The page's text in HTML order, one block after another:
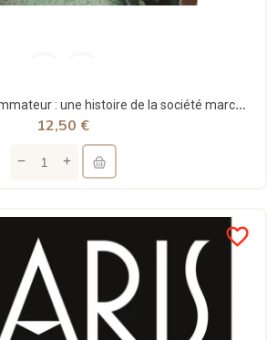
La fabrique du consommateur : une histoire de la société marchande - Anthony Galluzzo - La...
12,50 €
favorite_border